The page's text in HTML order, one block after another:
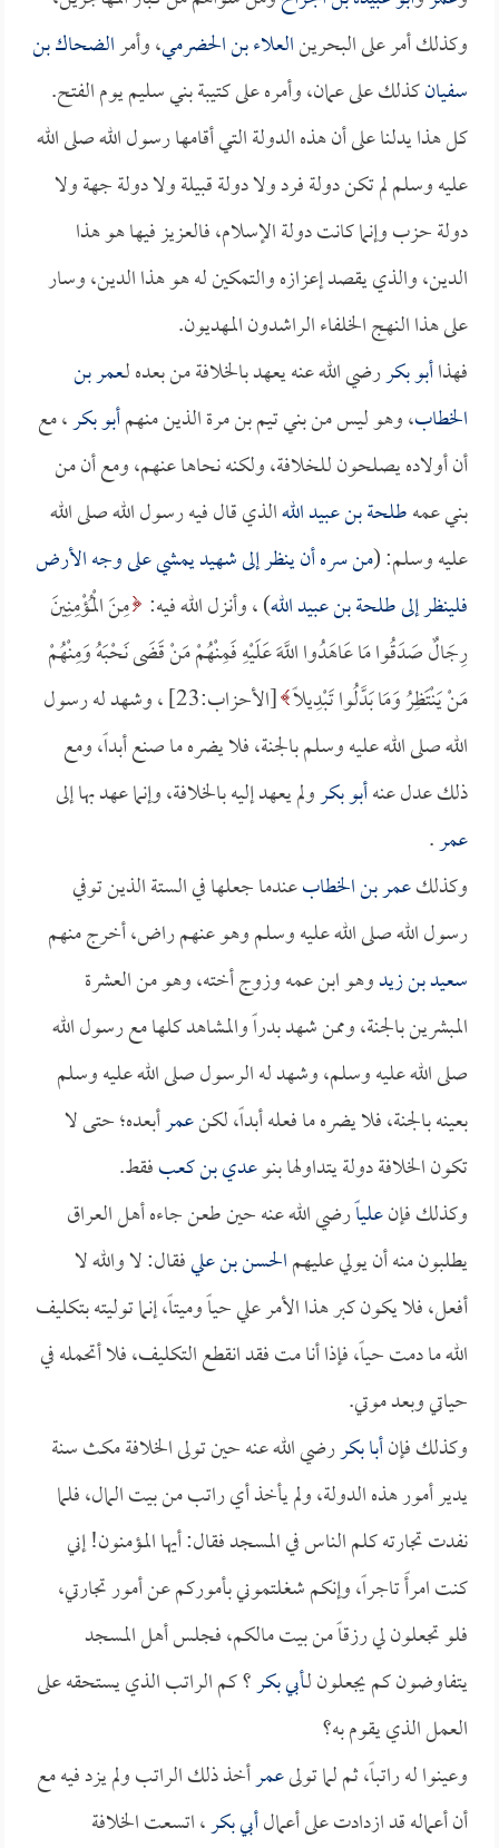
وكذلك أمر على البحرينالعلاء بن الحضرمي، وأمرالضحاك بن
سفيانكذلك على عمان، وأمره على كتيبة بني سليم يوم الفتح.
كل هذا يدلنا على أن هذه الدولة التي أقامها رسول الله صلى الله
عليه وسلم لم تكن دولة فرد ولا دولة قبيلة ولا دولة جهة ولا
دولة حزب وإنما كانت دولة الإسلام، فالعزيز فيها هو هذا
الدين، والذي يقصد إعزازه والتمكين له هو هذا الدين، وسار
على هذا النهج الخلفاء الراشدون المهديون.
فهذاأبو بكررضي الله عنه يعهد بالخلافة من بعده لـعمر بن
الخطاب، وهو ليس من بني تيم بن مرة الذين منهمأبو بكر، مع
أن أولاده يصلحون للخلافة، ولكنه نحاها عنهم، ومع أن من
بني عمهطلحة بن عبيد اللهالذي قال فيه رسول الله صلى الله
عليه وسلم: (من سره أن ينظر إلى شهيد يمشي على وجه الأرض
فلينظر إلىطلحة بن عبيد الله) ، وأنزل الله فيه: مِنَ الْمُؤْمِنِينَ
رِجَالٌ صَدَقُوا مَا عَاهَدُوا اللَّهَ عَلَيْهِ فَمِنْهُمْ مَنْ قَضَى نَحْبَهُ وَمِنْهُمْ
مَنْ يَنْتَظِرُ وَمَا بَدَّلُوا تَبْدِيلًا
[الأحزاب:23] ، وشهد له رسول
الله صلى الله عليه وسلم بالجنة، فلا يضره ما صنع أبداً، ومع
ذلك عدل عنهأبو بكرولم يعهد إليه بالخلافة، وإنما عهد بها إلى
عمر.
وكذلكعمر بن الخطابعندما جعلها في الستة الذين توفي
رسول الله صلى الله عليه وسلم وهو عنهم راض، أخرج منهم
سعيد بن زيدوهو ابن عمه وزوج أخته، وهو من العشرة
المبشرين بالجنة، وممن شهد بدراً والمشاهد كلها مع رسول الله
صلى الله عليه وسلم، وشهد له الرسول صلى الله عليه وسلم
بعينه بالجنة، فلا يضره ما فعله أبداً، لكنعمرأبعده؛ حتى لا
تكون الخلافة دولة يتداولها بنوعدي بن كعبفقط.
وكذلك فإنعلياًرضي الله عنه حين طعن جاءه أهل العراق
يطلبون منه أن يولي عليهمالحسن بن عليفقال: لا والله لا
أفعل، فلا يكون كبر هذا الأمر علي حياً وميتاً، إنما توليته بتكليف
الله ما دمت حياً، فإذا أنا مت فقد انقطع التكليف، فلا أتحمله في
حياتي وبعد موتي.
وكذلك فإنأبا بكررضي الله عنه حين تولى الخلافة مكث سنة
يدير أمور هذه الدولة، ولم يأخذ أي راتب من بيت المال، فلما
نفدت تجارته كلم الناس في المسجد فقال: أيها المؤمنون! إني
كنت امرأً تاجراً، وإنكم شغلتموني بأموركم عن أمور تجارتي،
فلو تجعلون لي رزقاً من بيت مالكم، فجلس أهل المسجد
يتفاوضون كم يجعلون لـأبي بكر؟ كم الراتب الذي يستحقه على
العمل الذي يقوم به؟
وعينوا له راتباً، ثم لما تولىعمرأخذ ذلك الراتب ولم يزد فيه مع
أن أعماله قد ازدادت على أعمالأبي بكر، اتسعت الخلافة